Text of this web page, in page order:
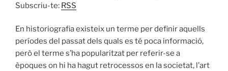
Subscriu-te: RSS
En historiografia existeix un terme per definir aquells
períodes del passat dels quals es té poca informació,
però el terme s’ha popularitzat per referir-se a
èpoques on hi ha hagut retrocessos en la societat, l’art